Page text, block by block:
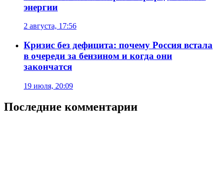
энергии
2 августа, 17:56
Кризис без дефицита: почему Россия встала
в очереди за бензином и когда они
закончатся
19 июля, 20:09
Последние комментарии